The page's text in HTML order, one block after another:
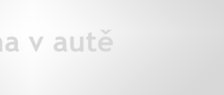
Auto mého srdce 2026